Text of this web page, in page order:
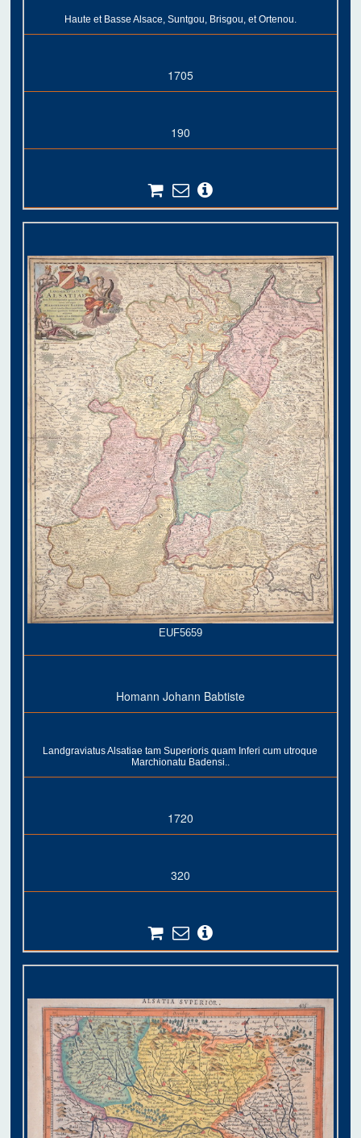
Haute et Basse Alsace, Suntgou, Brisgou, et Ortenou.
1705
190
EUF5659
Homann Johann Babtiste
Landgraviatus Alsatiae tam Superioris quam Inferi cum utroque
Marchionatu Badensi..
1720
320